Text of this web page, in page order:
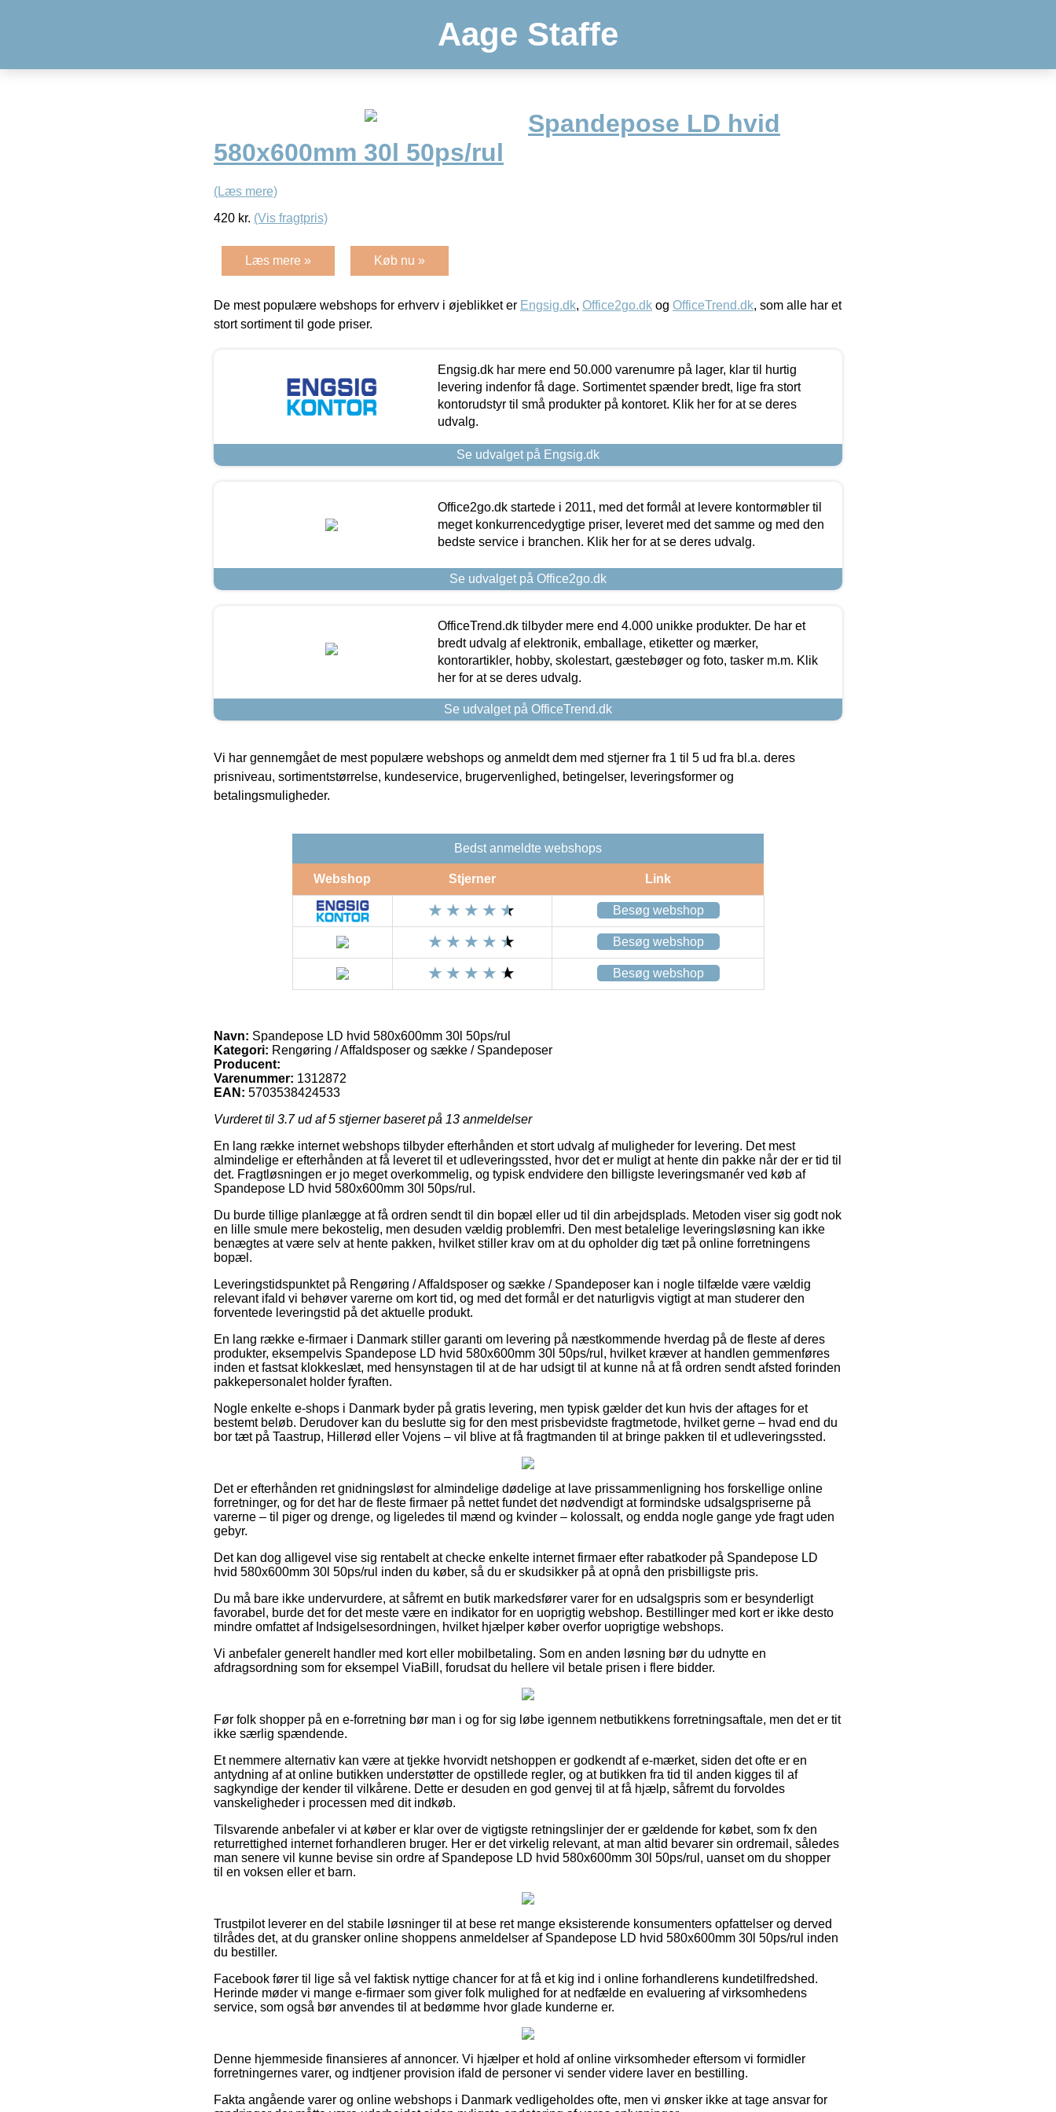
Aage Staffe
Spandepose LD hvid
580x600mm 30l 50ps/rul
(Læs mere)
420 kr. (Vis fragtpris)
Læs mere » Køb nu »
De mest populære webshops for erhverv i øjeblikket er Engsig.dk, Office2go.dk og OfficeTrend.dk, som alle har et
stort sortiment til gode priser.
Engsig.dk har mere end 50.000 varenumre på lager, klar til hurtig
levering indenfor få dage. Sortimentet spænder bredt, lige fra stort
kontorudstyr til små produkter på kontoret. Klik her for at se deres
udvalg.
Se udvalget på Engsig.dk
Office2go.dk startede i 2011, med det formål at levere kontormøbler til
meget konkurrencedygtige priser, leveret med det samme og med den
bedste service i branchen. Klik her for at se deres udvalg.
Se udvalget på Office2go.dk
OfficeTrend.dk tilbyder mere end 4.000 unikke produkter. De har et
bredt udvalg af elektronik, emballage, etiketter og mærker,
kontorartikler, hobby, skolestart, gæstebøger og foto, tasker m.m. Klik
her for at se deres udvalg.
Se udvalget på OfficeTrend.dk
Vi har gennemgået de mest populære webshops og anmeldt dem med stjerner fra 1 til 5 ud fra bl.a. deres
prisniveau, sortimentstørrelse, kundeservice, brugervenlighed, betingelser, leveringsformer og
betalingsmuligheder.
Bedst anmeldte webshops
Webshop Stjerner Link
Besøg webshop
Besøg webshop
Besøg webshop
Navn: Spandepose LD hvid 580x600mm 30l 50ps/rul
Kategori: Rengøring / Affaldsposer og sække / Spandeposer
Producent:
Varenummer: 1312872
EAN: 5703538424533
Vurderet til 3.7ud af 5 stjerner baseret på 13 anmeldelser
En lang række internet webshops tilbyder efterhånden et stort udvalg af muligheder for levering. Det mest
almindelige er efterhånden at få leveret til et udleveringssted, hvor det er muligt at hente din pakke når der er tid til
det. Fragtløsningen er jo meget overkommelig, og typisk endvidere den billigste leveringsmanér ved køb af
Spandepose LD hvid 580x600mm 30l 50ps/rul.
Du burde tillige planlægge at få ordren sendt til din bopæl eller ud til din arbejdsplads. Metoden viser sig godt nok
en lille smule mere bekostelig, men desuden vældig problemfri. Den mest betalelige leveringsløsning kan ikke
benægtes at være selv at hente pakken, hvilket stiller krav om at du opholder dig tæt på online forretningens
bopæl.
Leveringstidspunktet på Rengøring / Affaldsposer og sække / Spandeposer kan i nogle tilfælde være vældig
relevant ifald vi behøver varerne om kort tid, og med det formål er det naturligvis vigtigt at man studerer den
forventede leveringstid på det aktuelle produkt.
En lang række e-firmaer i Danmark stiller garanti om levering på næstkommende hverdag på de fleste af deres
produkter, eksempelvis Spandepose LD hvid 580x600mm 30l 50ps/rul, hvilket kræver at handlen gemmenføres
inden et fastsat klokkeslæt, med hensynstagen til at de har udsigt til at kunne nå at få ordren sendt afsted forinden
pakkepersonalet holder fyraften.
Nogle enkelte e-shops i Danmark byder på gratis levering, men typisk gælder det kun hvis der aftages for et
bestemt beløb. Derudover kan du beslutte sig for den mest prisbevidste fragtmetode, hvilket gerne – hvad end du
bor tæt på Taastrup, Hillerød eller Vojens – vil blive at få fragtmanden til at bringe pakken til et udleveringssted.
Det er efterhånden ret gnidningsløst for almindelige dødelige at lave prissammenligning hos forskellige online
forretninger, og for det har de fleste firmaer på nettet fundet det nødvendigt at formindske udsalgspriserne på
varerne – til piger og drenge, og ligeledes til mænd og kvinder – kolossalt, og endda nogle gange yde fragt uden
gebyr.
Det kan dog alligevel vise sig rentabelt at checke enkelte internet firmaer efter rabatkoder på Spandepose LD
hvid 580x600mm 30l 50ps/rul inden du køber, så du er skudsikker på at opnå den prisbilligste pris.
Du må bare ikke undervurdere, at såfremt en butik markedsfører varer for en udsalgspris som er besynderligt
favorabel, burde det for det meste være en indikator for en uoprigtig webshop. Bestillinger med kort er ikke desto
mindre omfattet af Indsigelsesordningen, hvilket hjælper køber overfor uoprigtige webshops.
Vi anbefaler generelt handler med kort eller mobilbetaling. Som en anden løsning bør du udnytte en
afdragsordning som for eksempel ViaBill, forudsat du hellere vil betale prisen i flere bidder.
Før folk shopper på en e-forretning bør man i og for sig løbe igennem netbutikkens forretningsaftale, men det er tit
ikke særlig spændende.
Et nemmere alternativ kan være at tjekke hvorvidt netshoppen er godkendt af e-mærket, siden det ofte er en
antydning af at online butikken understøtter de opstillede regler, og at butikken fra tid til anden kigges til af
sagkyndige der kender til vilkårene. Dette er desuden en god genvej til at få hjælp, såfremt du forvoldes
vanskeligheder i processen med dit indkøb.
Tilsvarende anbefaler vi at køber er klar over de vigtigste retningslinjer der er gældende for købet, som fx den
returrettighed internet forhandleren bruger. Her er det virkelig relevant, at man altid bevarer sin ordremail, således
man senere vil kunne bevise sin ordre af Spandepose LD hvid 580x600mm 30l 50ps/rul, uanset om du shopper
til en voksen eller et barn.
Trustpilot leverer en del stabile løsninger til at bese ret mange eksisterende konsumenters opfattelser og derved
tilrådes det, at du gransker online shoppens anmeldelser af Spandepose LD hvid 580x600mm 30l 50ps/rul inden
du bestiller.
Facebook fører til lige så vel faktisk nyttige chancer for at få et kig ind i online forhandlerens kundetilfredshed.
Herinde møder vi mange e-firmaer som giver folk mulighed for at nedfælde en evaluering af virksomhedens
service, som også bør anvendes til at bedømme hvor glade kunderne er.
Denne hjemmeside finansieres af annoncer. Vi hjælper et hold af online virksomheder eftersom vi formidler
forretningernes varer, og indtjener provision ifald de personer vi sender videre laver en bestilling.
Fakta angående varer og online webshops i Danmark vedligeholdes ofte, men vi ønsker ikke at tage ansvar for